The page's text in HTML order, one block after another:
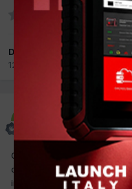
Da mauro
12 Ottobre 2017
mauro
Inviato12 Ottobre
Ciao a tutti oggi mi trovo
che non apre il bagagliaio
invece funziona.